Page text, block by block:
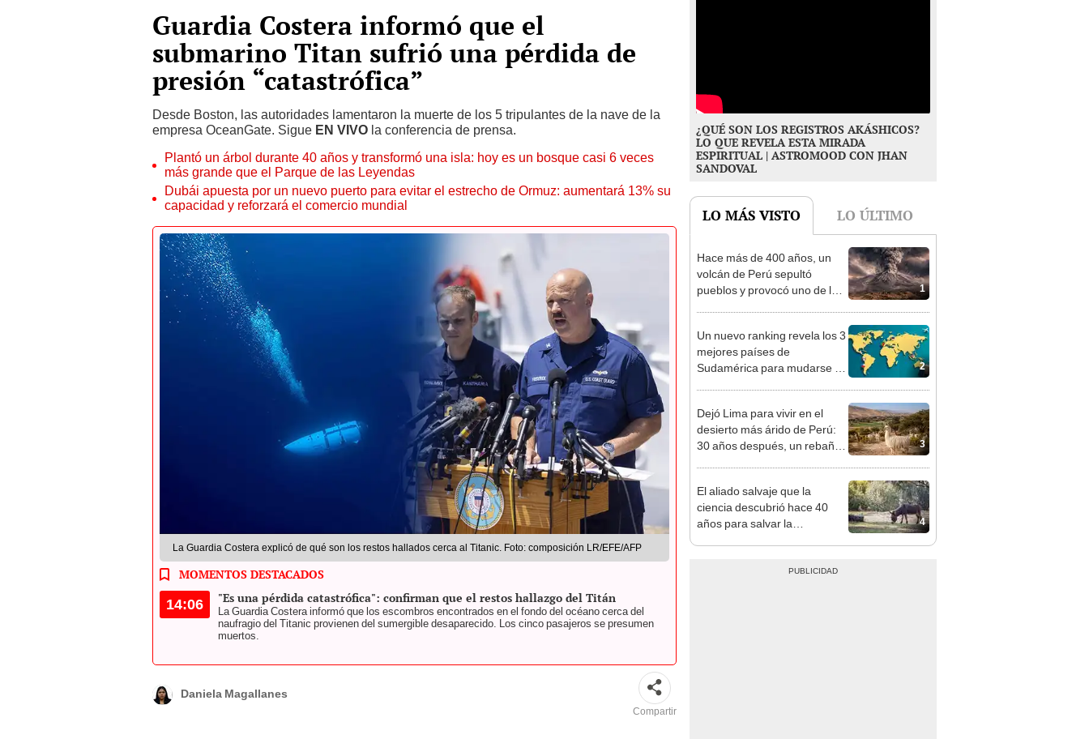
Guardia Costera informó que el
submarino Titan sufrió una pérdida de
presión “catastrófica”
Desde Boston, las autoridades lamentaron la muerte de los 5 tripulantes de la nave de la
empresa OceanGate. Sigue EN VIVO la conferencia de prensa.
Plantó un árbol durante 40 años y transformó una isla: hoy es un bosque casi 6 veces
más grande que el Parque de las Leyendas
Dubái apuesta por un nuevo puerto para evitar el estrecho de Ormuz: aumentará 13% su
capacidad y reforzará el comercio mundial
La Guardia Costera explicó de qué son los restos hallados cerca al Titanic. Foto: composición LR/EFE/AFP
MOMENTOS DESTACADOS
14:06 "Es una pérdida catastrófica": confirman que el restos hallazgo del Titán
La Guardia Costera informó que los escombros encontrados en el fondo del océano cerca del
naufragio del Titanic provienen del sumergible desaparecido. Los cinco pasajeros se presumen
muertos.
Daniela Magallanes
Compartir
¿QUÉ SON LOS REGISTROS AKÁSHICOS?
LO QUE REVELA ESTA MIRADA
ESPIRITUAL | ASTROMOOD CON JHAN
SANDOVAL
LO MÁS VISTO LO ÚLTIMO
1
Hace más de 400 años, un
volcán de Perú sepultó
pueblos y provocó uno de los
2
Un nuevo ranking revela los 3
mejores países de
Sudamérica para mudarse en
3
Dejó Lima para vivir en el
desierto más árido de Perú:
30 años después, un rebaño
4
El aliado salvaje que la
ciencia descubrió hace 40
años para salvar la
convirtiendo el desierto en un